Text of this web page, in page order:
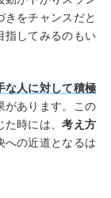
をチャンスだと
指してみるのもい
な人に対して積極
があります。この
た時には、考え方
への近道となるは